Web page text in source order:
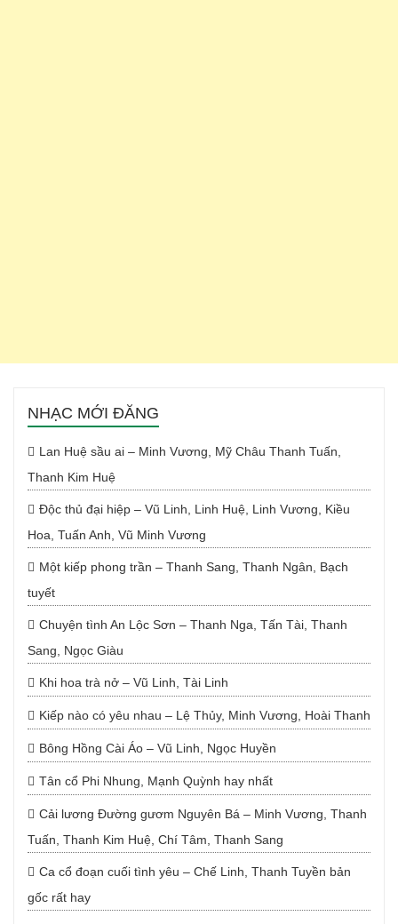
NHẠC MỚI ĐĂNG
Lan Huệ sầu ai – Minh Vương, Mỹ Châu Thanh Tuấn,
Thanh Kim Huệ
Độc thủ đại hiệp – Vũ Linh, Linh Huệ, Linh Vương, Kiều
Hoa, Tuấn Anh, Vũ Minh Vương
Một kiếp phong trần – Thanh Sang, Thanh Ngân, Bạch
tuyết
Chuyện tình An Lộc Sơn – Thanh Nga, Tấn Tài, Thanh
Sang, Ngọc Giàu
Khi hoa trà nở – Vũ Linh, Tài Linh
Kiếp nào có yêu nhau – Lệ Thủy, Minh Vương, Hoài Thanh
Bông Hồng Cài Áo – Vũ Linh, Ngọc Huyền
Tân cổ Phi Nhung, Mạnh Quỳnh hay nhất
Cải lương Đường gươm Nguyên Bá – Minh Vương, Thanh
Tuấn, Thanh Kim Huệ, Chí Tâm, Thanh Sang
Ca cổ đoạn cuối tình yêu – Chế Linh, Thanh Tuyền bản
gốc rất hay